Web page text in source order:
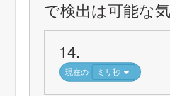
で検出は可能な
14.
現在の ミリ秒